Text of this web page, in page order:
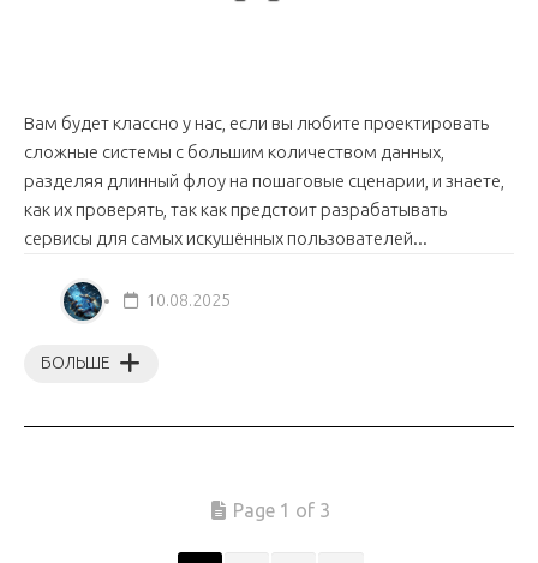
Вам будет классно у нас, если вы любите проектировать
сложные системы с большим количеством данных,
разделяя длинный флоу на пошаговые сценарии, и знаете,
как их проверять, так как предстоит разрабатывать
сервисы для самых искушённых пользователей...
БОЛЬШЕ
10.08.2025
Page 1 of 3